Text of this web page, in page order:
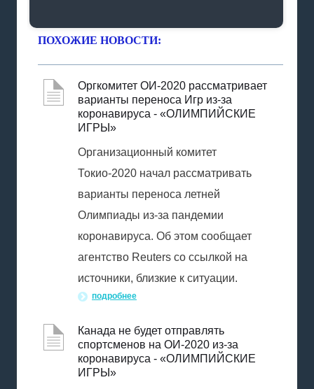
ПОХОЖИЕ НОВОСТИ:
Оргкомитет ОИ-2020 рассматривает
варианты переноса Игр из-за
коронавируса - «ОЛИМПИЙСКИЕ
ИГРЫ»
Организационный комитет
Токио-2020 начал рассматривать
варианты переноса летней
Олимпиады из-за пандемии
коронавируса. Об этом сообщает
агентство Reuters со ссылкой на
источники, близкие к ситуации.
подробнее
Канада не будет отправлять
спортсменов на ОИ-2020 из-за
коронавируса - «ОЛИМПИЙСКИЕ
ИГРЫ»